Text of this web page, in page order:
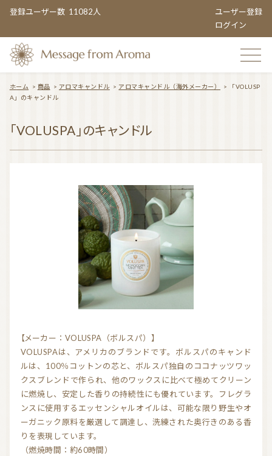
登録ユーザー数 11082人
ユーザー登録
ログイン
TOPIC CATEGORY
アロマエンタメ情報 おすすめ商品 ５選
気持ちを切り替えるアロマ 天然の香り－アロマテラピー
アロマ日常使い アロマを学ぶ・アロマの仕事
アロマレシピ オーガニックコスメ
おすすめアロマコラム
お知らせ （Message from Aroma 会員様）
新規顧客の獲得（法人会員様へ）
ホーム > 商品 > アロマキャンドル > アロマキャンドル（海外メーカー） >
「VOLUSP
A」のキャンドル
「VOLUSPA」のキャンドル
【メーカー：VOLUSPA（ボルスパ）】
VOLUSPAは、アメリカのブランドです。ボルスパのキャンド
ルは、100％コットンの芯と、ボルスパ独自のココナッツワッ
クスブレンドで作られ、他のワックスに比べて極めてクリーン
に燃焼し、安定した香りの持続性にも優れています。フレグラ
ンスに使用するエッセンシャルオイルは、可能な限り野生やオ
ーガニック原料を厳選して調達し、洗練された奥行きのある香
りを表現しています。
（燃焼時間：約60時間）